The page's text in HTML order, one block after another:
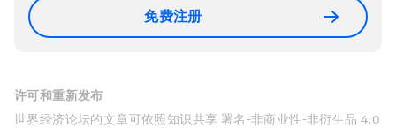
免费注册
许可和重新发布
世界经济论坛的文章可依照知识共享 署名-非商业性-非衍生品 4.0